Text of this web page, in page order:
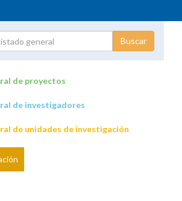
investigación
de proyectos
de investigadores
de unidades de investigación